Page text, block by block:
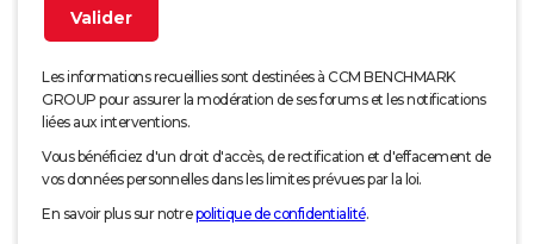
Les informations recueillies sont destinées à CCM BENCHMARK
GROUP pour assurer la modération de ses forums et les notifications
liées aux interventions.
Vous bénéficiez d'un droit d'accès, de rectification et d'effacement de
vos données personnelles dans les limites prévues par la loi.
En savoir plus sur notrepolitique de confidentialité.